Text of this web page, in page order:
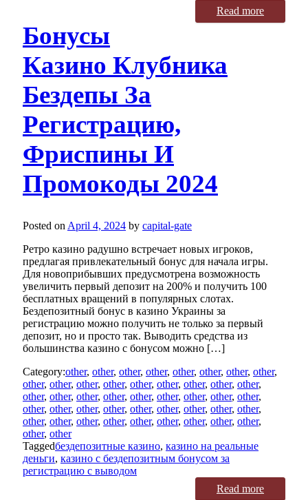
Read more
Бонусы
Казино Клубника
Бездепы За
Регистрацию,
Фриспины И
Промокоды 2024
Posted on April 4, 2024 by capital-gate
Ретро казино радушно встречает новых игроков,
предлагая привлекательный бонус для начала игры.
Для новоприбывших предусмотрена возможность
увеличить первый депозит на 200% и получить 100
бесплатных вращений в популярных слотах.
Бездепозитный бонус в казино Украины за
регистрацию можно получить не только за первый
депозит, но и просто так. Выводить средства из
большинства казино с бонусом можно […]
Category:other, other, other, other, other, other, other, other,
other, other, other, other, other, other, other, other, other,
other, other, other, other, other, other, other, other, other,
other, other, other, other, other, other, other, other, other,
other, other, other, other, other, other, other, other, other,
other, other
Taggedбездепозитные казино, казино на реальные
деньги, казино с бездепозитным бонусом за
регистрацию с выводом
Read more